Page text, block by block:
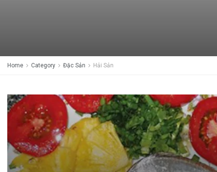
Home Category Đặc Sản Hải Sản